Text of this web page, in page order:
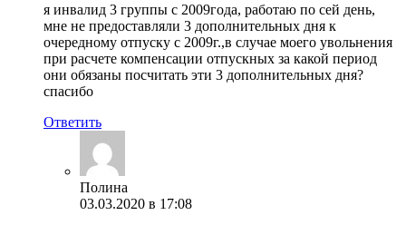
я инвалид 3 группы с 2009года, работаю по сей день,
мне не предоставляли 3 дополнительных дня к
очередному отпуску с 2009г.,в случае моего увольнения
при расчете компенсации отпускных за какой период
они обязаны посчитать эти 3 дополнительных дня?
спасибо
Ответить
Полина
03.03.2020 в 17:08